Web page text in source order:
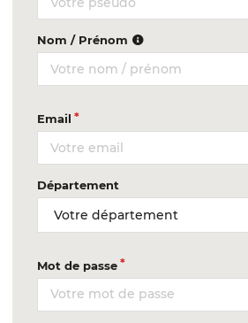
Nom / Prénom
Email
Département
Mot de passe